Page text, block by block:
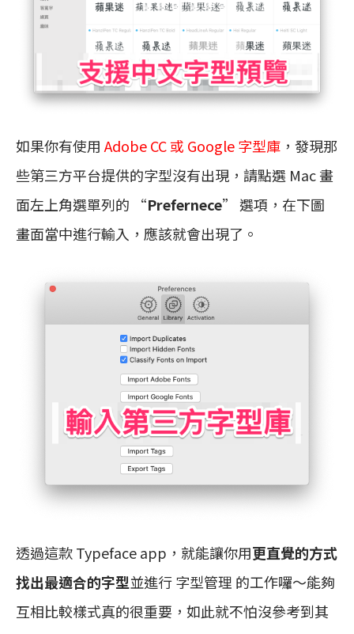
如果你有使用Adobe CC 或 Google 字型庫 ，發現那
些第三方平台提供的字型沒有出現，請點選 Mac 畫
面左上角選單列的 “Prefernece” 選項，在下圖
畫面當中進行輸入，應該就會出現了。
透過這款 Typeface app，就能讓你用更直覺的方式
找出最適合的字型並進行 字型管理 的工作囉～能夠
互相比較樣式真的很重要，如此就不怕沒參考到其